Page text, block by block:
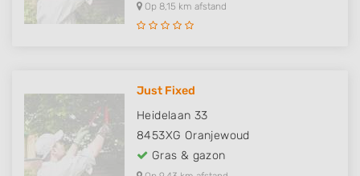
Op 8,15 km afstand
Just Fixed
Heidelaan 33
8453XG Oranjewoud
Gras & gazon